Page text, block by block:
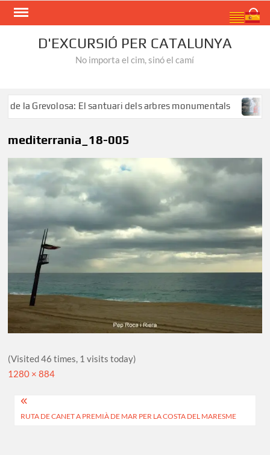
Skip
D'EXCURSIÓ PER CATALUNYA
No importa el cim, sinó el camí
la Grevolosa: El santuari dels arbres monumentals
mediterrania_18-005
(Visited 46 times, 1 visits today)
Full
1280 × 884
Navegació
d'entrades
RUTA DE CANET A PREMIÀ DE MAR PER LA COSTA DEL MARESME